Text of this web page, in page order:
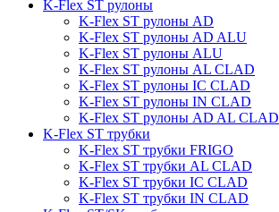
K-Flex ST рулоны
K-Flex ST рулоны AD
K-Flex ST рулоны AD ALU
K-Flex ST рулоны ALU
K-Flex ST рулоны AL CLAD
K-Flex ST рулоны IC CLAD
K-Flex ST рулоны IN CLAD
K-Flex ST рулоны AD AL CLAD
K-Flex ST трубки
K-Flex ST трубки FRIGO
K-Flex ST трубки AL CLAD
K-Flex ST трубки IC CLAD
K-Flex ST трубки IN CLAD